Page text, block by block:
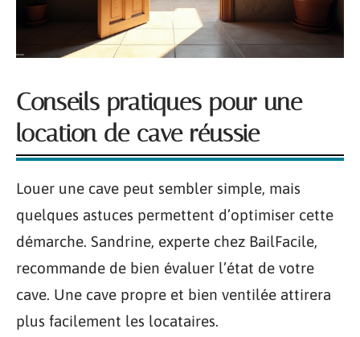
Conseils pratiques pour une
location de cave réussie
Louer une cave peut sembler simple, mais
quelques astuces permettent d’optimiser cette
démarche. Sandrine, experte chez BailFacile,
recommande de bien évaluer l’état de votre
cave. Une cave propre et bien ventilée attirera
plus facilement les locataires.